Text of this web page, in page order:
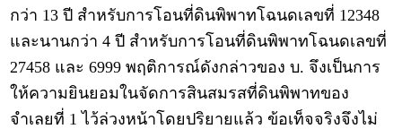
กว่า 13 ปี สำหรับการโอนที่ดินพิพาทโฉนดเลขที่ 12348
และนานกว่า 4 ปี สำหรับการโอนที่ดินพิพาทโฉนดเลขที่
27458 และ 6999 พฤติการณ์ดังกล่าวของ บ. จึงเป็นการ
ให้ความยินยอมในจัดการสินสมรสที่ดินพิพาทของ
จำเลยที่ 1 ไว้ล่วงหน้าโดยปริยายแล้ว ข้อเท็จจริงจึงไม่